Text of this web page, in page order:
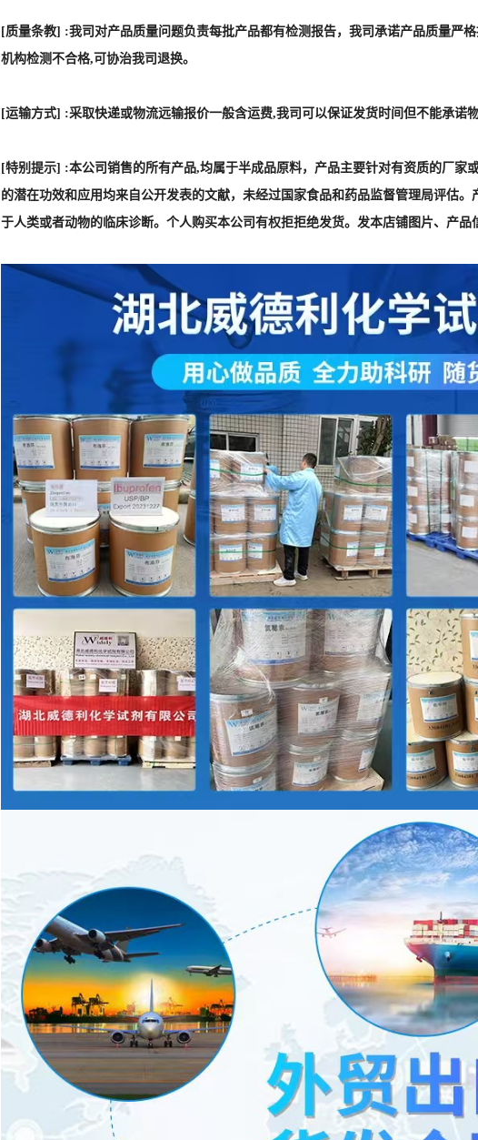
[质量条教] :我司对产品质量问题负责每批产品都有检测报告，我司承诺产品质量严
机构检测不合格,可协治我司退换。
[运输方式] :采取快递或物流远输报价一般含运费,我司可以保证发货时间但不能承诺
[特别提示] :本公司销售的所有产品,均属于半成品原料，产品主要针对有资质的厂家
的潜在功效和应用均来自公开发表的文献，未经过国家食品和药品监督管理局评估
于人类或者动物的临床诊断。个人购买本公司有权拒拒绝发货。发本店铺图片、产品